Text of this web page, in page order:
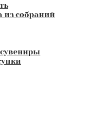
из собраний